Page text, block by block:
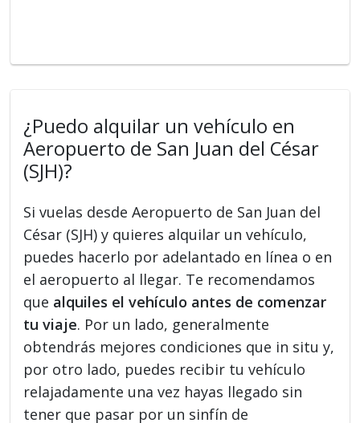
¿Puedo alquilar un vehículo en
Aeropuerto de San Juan del César
(SJH)?
Si vuelas desde Aeropuerto de San Juan del
César (SJH) y quieres alquilar un vehículo,
puedes hacerlo por adelantado en línea o en
el aeropuerto al llegar. Te recomendamos
que alquiles el vehículo antes de comenzar
tu viaje. Por un lado, generalmente
obtendrás mejores condiciones que in situ y,
por otro lado, puedes recibir tu vehículo
relajadamente una vez hayas llegado sin
tener que pasar por un sinfín de